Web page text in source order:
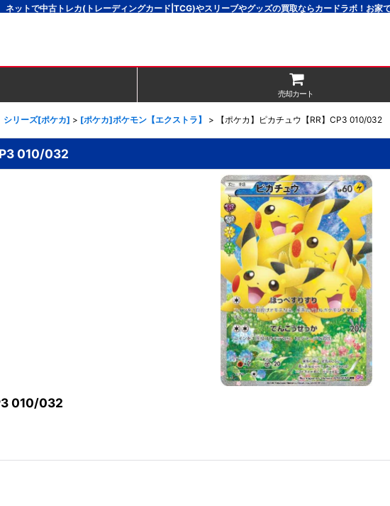
ネットで中古トレカ(トレーディングカード|TCG)やスリーブやグッズの買取ならカードラボ！お家
売却カート
シリーズ[ポケカ] > [ポケカ]ポケモン【エクストラ】 > 【ポケカ】ピカチュウ【RR】CP3 010/032
010/032
010/032